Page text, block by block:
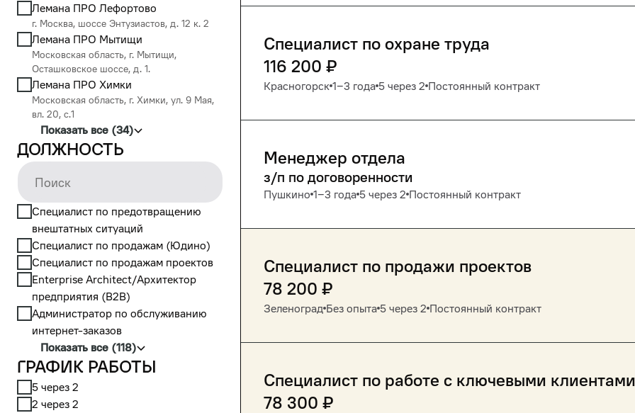
Лемана ПРО Лефортово
г. Москва, шоссе Энтузиастов, д. 12 к. 2
Лемана ПРО Мытищи
Московская область, г. Мытищи,
Осташковское шоссе, д. 1.
Лемана ПРО Химки
Московская область, г. Химки, ул. 9 Мая,
вл. 20, с.1
Показать все (34)
Должность
Cпециалист по предотвращению
внештатных ситуаций
Cпециалист по продажам (Юдино)
Cпециалист по продажам проектов
Enterprise Architect/Архитектор
предприятия (В2В)
Администратор по обслуживанию
интернет-заказов
Показать все (118)
График работы
5 через 2
2 через 2
Специалист по охране труда
116 200 ₽
Красногорск 1‒3 года 5 через 2 Постоянный контракт
Менеджер отдела
з/п по договоренности
Пушкино 1‒3 года 5 через 2 Постоянный контракт
Специалист по продажи проектов
78 200 ₽
Зеленоград Без опыта 5 через 2 Постоянный контракт
Специалист по работе с ключевыми клиентами
78 300 ₽